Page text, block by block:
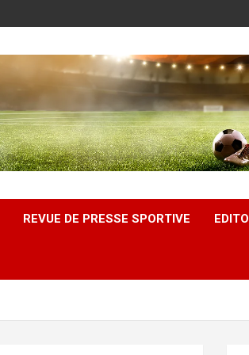
REVUE DE PRESSE SPORTIVE EDITO